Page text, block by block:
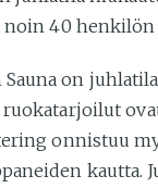
40 henkilön
on
onnistuu
kautta.